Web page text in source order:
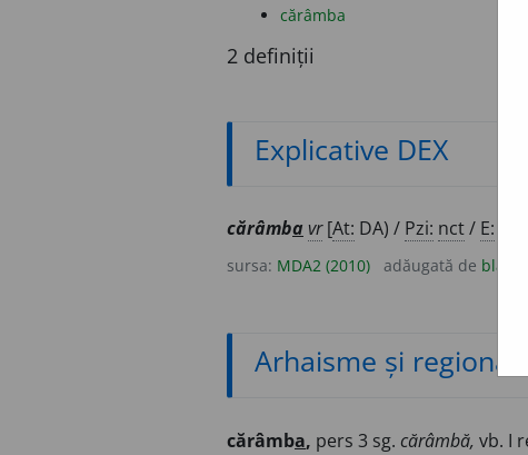
cărâmba
2 definiții
Explicative DEX
cărâmba vr[At: DA) / Pzi: nct/ E:
sursa: MDA2 (2010) adăugată de blaurb.
Arhaisme și
cărâmba, pers 3 sg. cărâmbă, vb. I